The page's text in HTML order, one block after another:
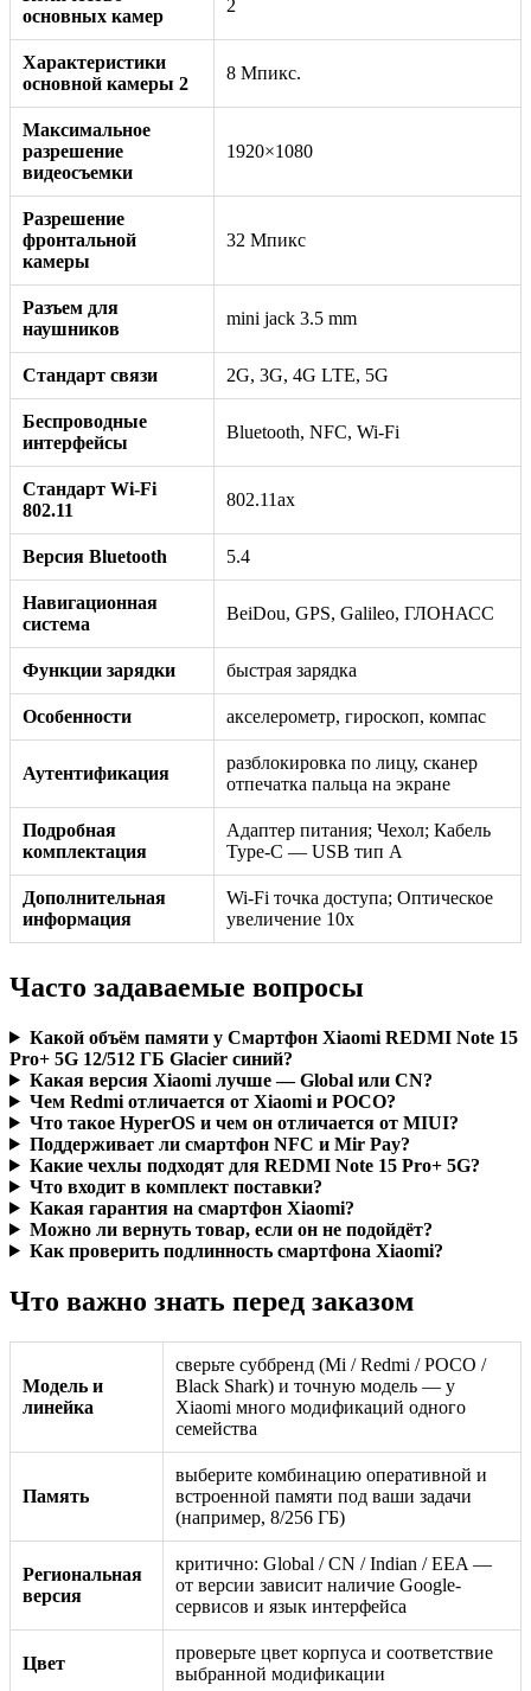
основных камер
2
Характеристики
основной камеры 2
8 Мпикс.
Максимальное
разрешение
видеосъемки
1920×1080
Разрешение
фронтальной
камеры
32 Мпикс
Разъем для
наушников
mini jack 3.5 mm
Стандарт связи 2G, 3G, 4G LTE, 5G
Беспроводные
интерфейсы
Bluetooth, NFC, Wi-Fi
Стандарт Wi-Fi
802.11
802.11ax
Версия Bluetooth 5.4
Навигационная
система
BeiDou, GPS, Galileo, ГЛОНАСС
Функции зарядки быстрая зарядка
Особенности акселерометр, гироскоп, компас
Аутентификация
разблокировка по лицу, сканер
отпечатка пальца на экране
Подробная
комплектация
Адаптер питания; Чехол; Кабель
Type-C — USB тип А
Дополнительная
информация
Wi-Fi точка доступа; Оптическое
увеличение 10x
Часто задаваемые вопросы
Какой объём памяти у Смартфон Xiaomi REDMI Note 15
Pro+ 5G 12/512 ГБ Glacier синий?
Какая версия Xiaomi лучше — Global или CN?
Чем Redmi отличается от Xiaomi и POCO?
Что такое HyperOS и чем он отличается от MIUI?
Поддерживает ли смартфон NFC и Mir Pay?
Какие чехлы подходят для REDMI Note 15 Pro+ 5G?
Что входит в комплект поставки?
Какая гарантия на смартфон Xiaomi?
Можно ли вернуть товар, если он не подойдёт?
Как проверить подлинность смартфона Xiaomi?
Что важно знать перед заказом
Модель и
линейка
сверьте суббренд (Mi / Redmi / POCO /
Black Shark) и точную модель — у
Xiaomi много модификаций одного
семейства
Память
выберите комбинацию оперативной и
встроенной памяти под ваши задачи
(например, 8/256 ГБ)
Региональная
версия
критично: Global / CN / Indian / EEA —
от версии зависит наличие Google-
сервисов и язык интерфейса
Цвет
проверьте цвет корпуса и соответствие
выбранной модификации